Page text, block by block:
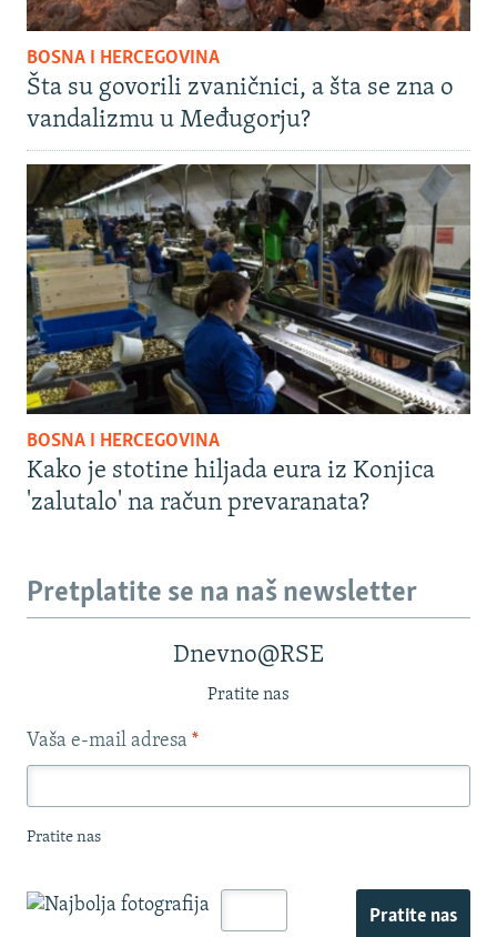
BOSNA I HERCEGOVINA
Šta su govorili zvaničnici, a šta se zna o
vandalizmu u Međugorju?
BOSNA I HERCEGOVINA
Kako je stotine hiljada eura iz Konjica
'zalutalo' na račun prevaranata?
Pretplatite se na naš newsletter
Dnevno@RSE
Pratite nas
Vaša e-mail adresa *
Pratite nas
Pratite nas